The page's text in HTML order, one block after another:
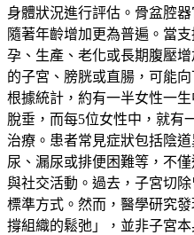
身體狀況進行評估。骨盆腔
隨著年齡增加更為普遍。當
孕、生產、老化或長期腹壓
的子宮、膀胱或直腸，可能
根據統計，約有一半女性一
脫垂，而每5位女性中，就有
治療。患者常見症狀包括陰
尿、漏尿或排便困難等，不
與社交活動。過去，子宮切
標準方式。然而，醫學研究
撐組織的鬆弛」，並非子宮